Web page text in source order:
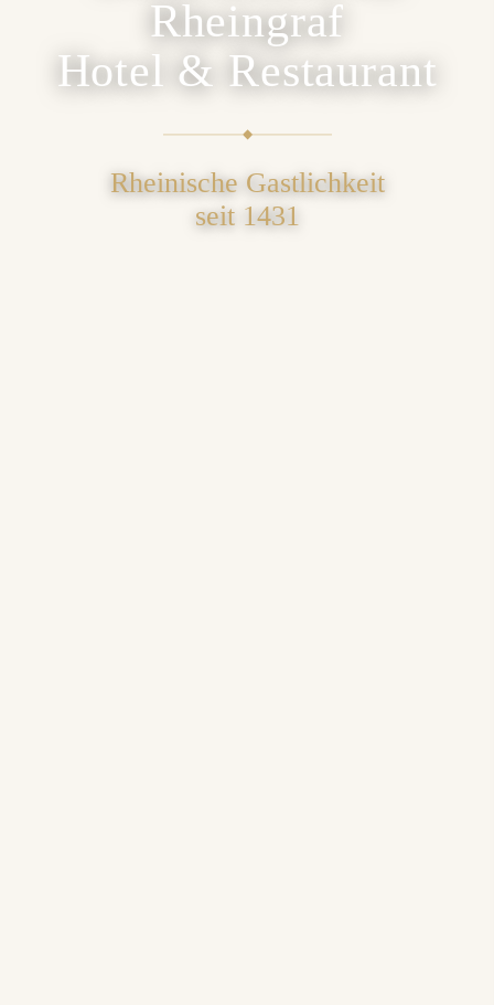
Rheingraf
Hotel & Restaurant
◆
Rheinische Gastlichkeit
seit 1431